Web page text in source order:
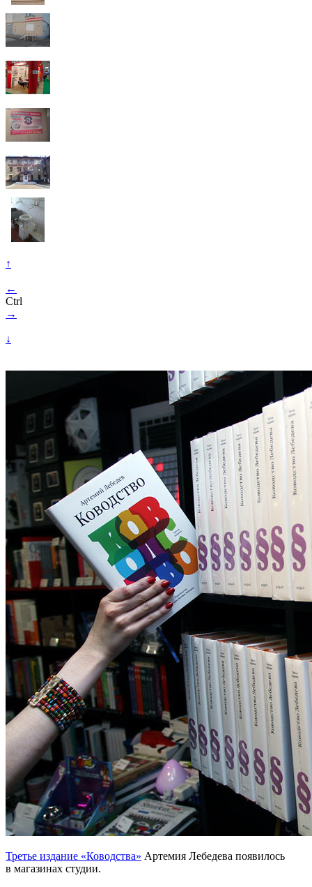
↑
←
Ctrl
→
↓
Третье издание «Ководства» Артемия Лебедева появилось
в магазинах студии.